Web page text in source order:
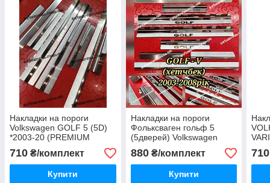
Накладки на пороги
Volkswagen GOLF 5 (5D)
*2003-20 (PREMIUM
SATIN)
710 ₴/комплект
Купити
Накладки на пороги
Фольксваген гольф 5
(5дверей) Volkswagen
GOLF V 5D *2003-2008
Преміум комплект нерж
880₴/комплект
Купити
710